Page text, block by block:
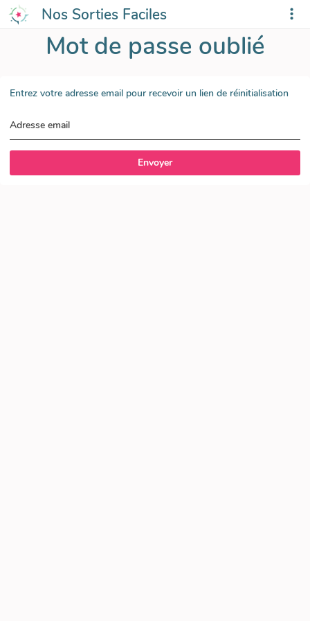
Nos Sorties Faciles
Mot de passe oublié
Entrez votre adresse email pour recevoir un lien de réinitialisation
Adresse email
Envoyer